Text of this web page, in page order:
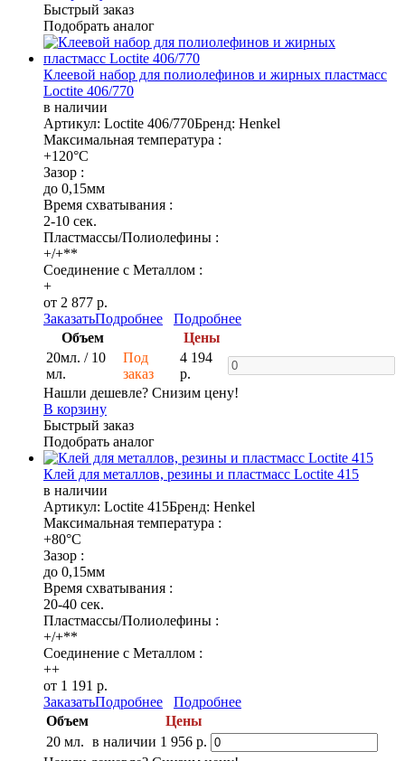
Быстрый заказ
Подобрать аналог
Клеевой набор для полиолефинов и жирных пластмасс
Loctite 406/770
в наличии
Артикул: Loctite 406/770Бренд: Henkel
Максимальная температура :
+120°C
Зазор :
до 0,15мм
Время схватывания :
2-10 сек.
Пластмассы/Полиолефины :
+/+**
Соединение с Металлом :
+
от 2 877 р.
ЗаказатьПодробнее
Подробнее
Объем
Цены
20мл. / 10
мл.
Под
заказ
4 194
р.
Нашли дешевле? Снизим цену!
В корзину
Быстрый заказ
Подобрать аналог
Клей для металлов, резины и пластмасс Loctite 415
в наличии
Артикул: Loctite 415Бренд: Henkel
Максимальная температура :
+80°C
Зазор :
до 0,15мм
Время схватывания :
20-40 сек.
Пластмассы/Полиолефины :
+/+**
Соединение с Металлом :
++
от 1 191 р.
ЗаказатьПодробнее
Подробнее
Объем
Цены
20 мл. в наличии 1 956 р.